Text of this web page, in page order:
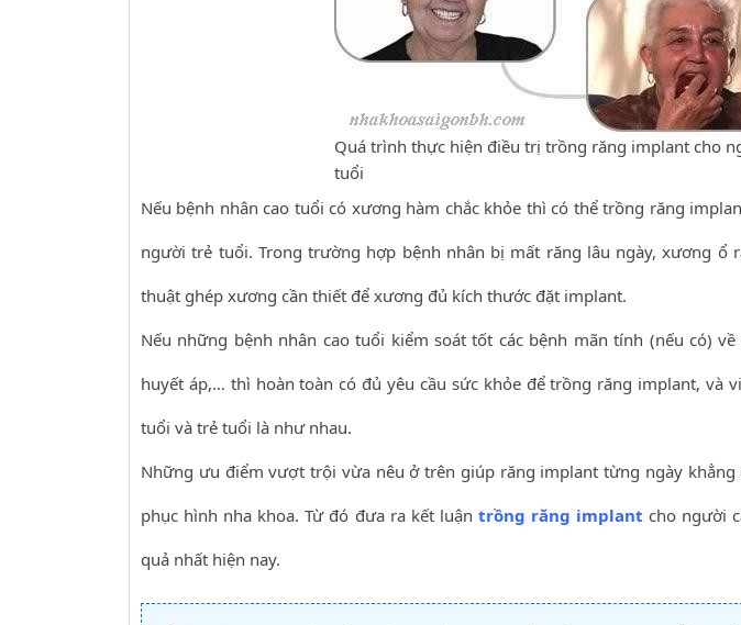
Quá trình thực hiện điều trị trồng răng implant cho
tuổi
Nếu bệnh nhân cao tuổi có xương hàm chắc khỏe thì có thể trồng răng
người trẻ tuổi. Trong trường hợp bệnh nhân bị mất răng lâu ngày, xương ổ
thuật ghép xương cần thiết để xương đủ kích thước đặt implant.
Nếu những bệnh nhân cao tuổi kiểm soát tốt các bệnh mãn tính (nếu có)
huyết áp,… thì hoàn toàn có đủ yêu cầu sức khỏe để trồng răng implant, và
tuổi và trẻ tuổi là như nhau.
Những ưu điểm vượt trội vừa nêu ở trên giúp răng implant từng ngày
phục hình nha khoa. Từ đó đưa ra kết luận trồng răng implant cho người
quả nhất hiện nay.